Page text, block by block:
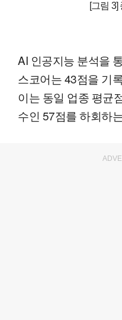
[그림 3]
AI 인공지능 분석을
스코어는 43점을 기
이는 동일 업종 평균
수인 57점를 하회하